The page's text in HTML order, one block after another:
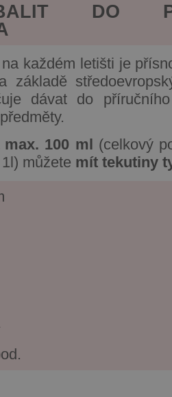
DO
každém letišti je
základě
dávat do
100 ml (celkový
můžete mít tekutiny